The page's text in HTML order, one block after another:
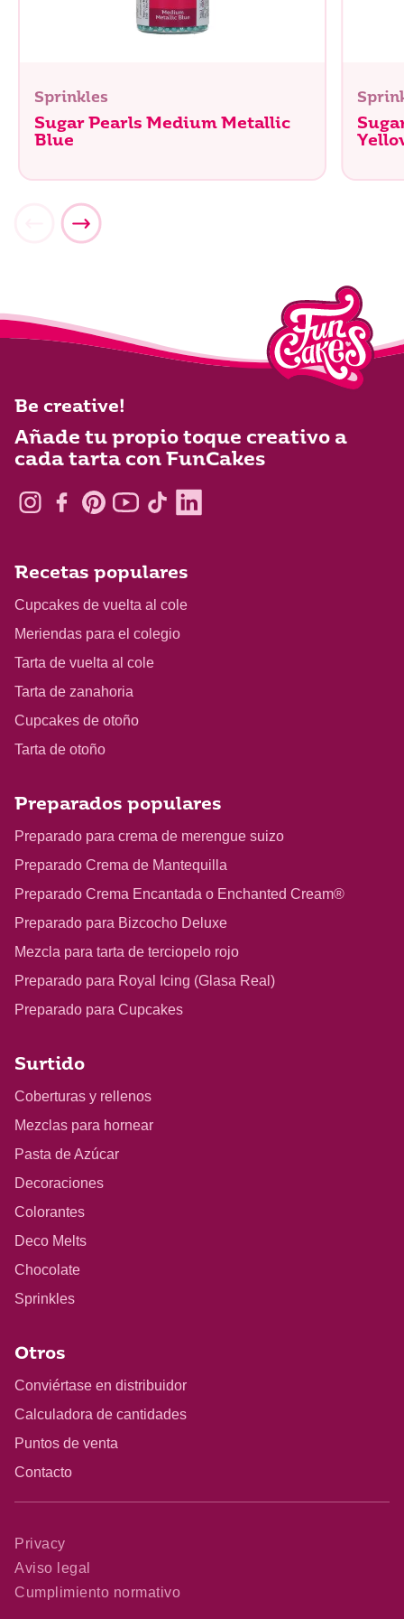
Sprinkles
Sugar Pearls Medium Metallic
Blue
Be creative!
Añade tu propio toque creativo a
cada tarta con FunCakes
Recetas populares
Cupcakes de vuelta al cole
Meriendas para el colegio
Tarta de vuelta al cole
Tarta de zanahoria
Cupcakes de otoño
Tarta de otoño
Preparados populares
Preparado para crema de merengue suizo
Preparado Crema de Mantequilla
Preparado Crema Encantada o Enchanted Cream®
Preparado para Bizcocho Deluxe
Mezcla para tarta de terciopelo rojo
Preparado para Royal Icing (Glasa Real)
Preparado para Cupcakes
Surtido
Coberturas y rellenos
Mezclas para hornear
Pasta de Azúcar
Decoraciones
Colorantes
Deco Melts
Chocolate
Sprinkles
Otros
Conviértase en distribuidor
Calculadora de cantidades
Puntos de venta
Contacto
Privacy
Aviso legal
Cumplimiento normativo